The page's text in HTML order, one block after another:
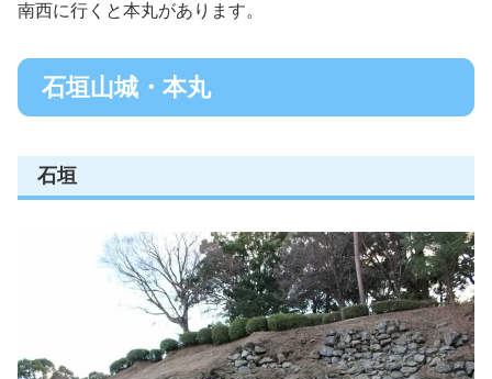
南西に行くと本丸があります。
石垣山城・本丸
石垣